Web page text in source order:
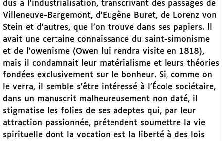
dus à l’industrialisation, transcrivant des passages de
Villeneuve-Bargemont, d’Eugène Buret, de Lorenz von
Stein et d’autres, que l’on trouve dans ses papiers. ll
avait une certaine connaissance du saint-simonisme
et de l’owenisme (Owen lui rendra visite en 1818),
mais il condamnait leur matérialisme et leurs théories
fondées exclusivement sur le bonheur. Si, comme on
le verra, il semble s’être intéressé à l’École sociétaire,
dans un manuscrit malheureusement non daté, il
stigmatise les folies de ses adeptes qui, par leur
attraction passionnée, prétendent soumettre la vie
spirituelle dont la vocation est la liberté à des lois